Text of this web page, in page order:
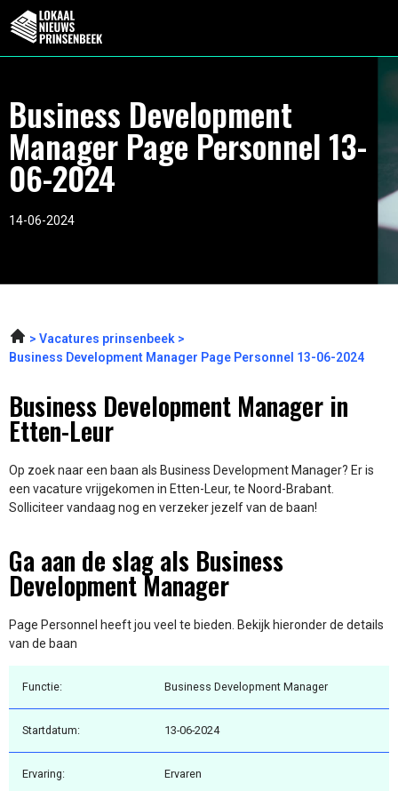
Business Development
Manager Page Personnel 13-
06-2024
14-06-2024
Vacatures prinsenbeek
Business Development Manager Page Personnel 13-06-2024
Business Development Manager in
Etten-Leur
Op zoek naar een baan als Business Development Manager? Er is
een vacature vrijgekomen in Etten-Leur, te Noord-Brabant.
Solliciteer vandaag nog en verzeker jezelf van de baan!
Ga aan de slag als Business
Development Manager
Page Personnel heeft jou veel te bieden. Bekijk hieronder de details
van de baan
Functie: Business Development Manager
Startdatum: 13-06-2024
Ervaring: Ervaren